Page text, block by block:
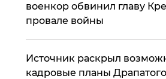
военкор обвинил главу
провале войны
​Источник раскрыл
кадровые планы